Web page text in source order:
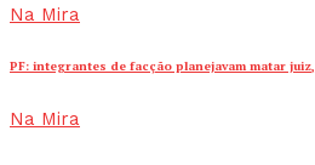
Na Mira
PF: integrantes de facção planejavam matar
Na Mira